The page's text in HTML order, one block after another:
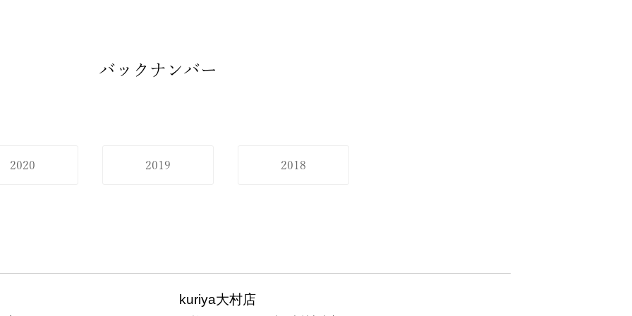
バックナンバー
2020 2019 2018
kuriya大村店